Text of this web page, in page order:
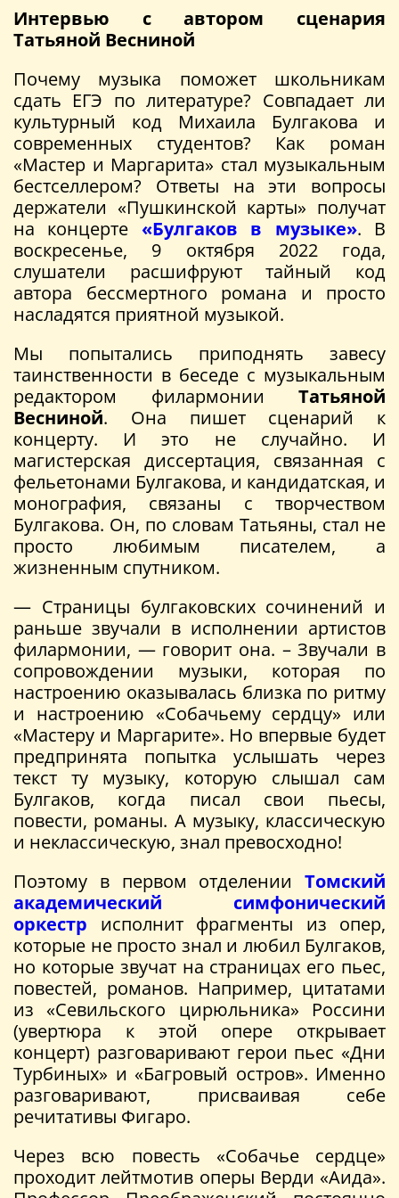
Интервью с автором сценария
Татьяной Весниной
Почему музыка поможет школьникам
сдать ЕГЭ по литературе? Совпадает ли
культурный код Михаила Булгакова и
современных студентов? Как роман
«Мастер и Маргарита» стал музыкальным
бестселлером? Ответы на эти вопросы
держатели «Пушкинской карты» получат
на концерте «Булгаков в музыке». В
воскресенье, 9 октября 2022 года,
слушатели расшифруют тайный код
автора бессмертного романа и просто
насладятся приятной музыкой.
Мы попытались приподнять завесу
таинственности в беседе с музыкальным
редактором филармонии Татьяной
Весниной. Она пишет сценарий к
концерту. И это не случайно. И
магистерская диссертация, связанная с
фельетонами Булгакова, и кандидатская, и
монография, связаны с творчеством
Булгакова. Он, по словам Татьяны, стал не
просто любимым писателем, а
жизненным спутником.
— Страницы булгаковских сочинений и
раньше звучали в исполнении артистов
филармонии, — говорит она. – Звучали в
сопровождении музыки, которая по
настроению оказывалась близка по ритму
и настроению «Собачьему сердцу» или
«Мастеру и Маргарите». Но впервые будет
предпринята попытка услышать через
текст ту музыку, которую слышал сам
Булгаков, когда писал свои пьесы,
повести, романы. А музыку, классическую
и неклассическую, знал превосходно!
Поэтому в первом отделении Томский
академический симфонический
оркестр исполнит фрагменты из опер,
которые не просто знал и любил Булгаков,
но которые звучат на страницах его пьес,
повестей, романов. Например, цитатами
из «Севильского цирюльника» Россини
(увертюра к этой опере открывает
концерт) разговаривают герои пьес «Дни
Турбиных» и «Багровый остров». Именно
разговаривают, присваивая себе
речитативы Фигаро.
Через всю повесть «Собачье сердце»
проходит лейтмотив оперы Верди «Аида».